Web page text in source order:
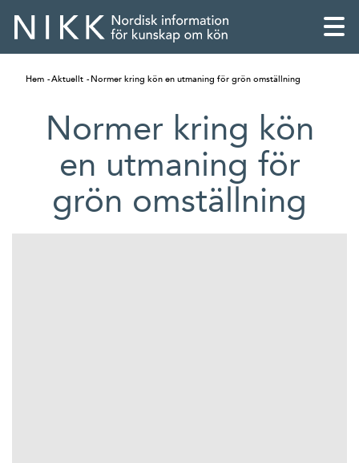
Hem Aktuellt Normer kring kön en utmaning för grön omställning
Normer kring kön
en utmaning för
grön omställning